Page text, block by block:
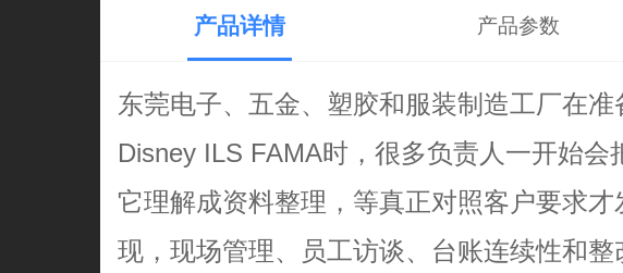
产品详情 产品参数
东莞电子、五金、塑胶和服装制造工厂在准
Disney ILS FAMA时，很多负责人一开始会
它理解成资料整理，等真正对照客户要求才
现，现场管理、员工访谈、台账连续性和整